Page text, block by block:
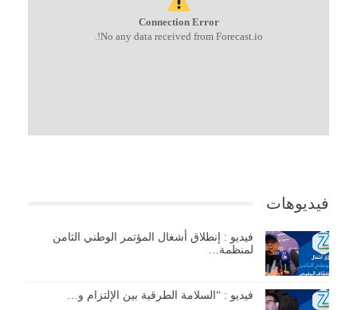
Connection Error
No any data received from Forecast.io!.
فيديوهات
فيديو : إنطلاق أشغال المؤتمر الوطني الثامن
لمنظمة…
فيديو : “السلامة الطرقية بين الإلتزام و…